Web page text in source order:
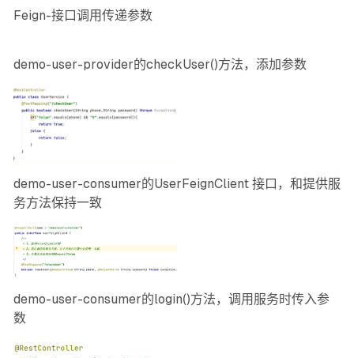
Feign-接口调用传递参数
demo-user-provider的checkUser()方法，添加参数
demo-user-consumer的UserFeignClient 接口，和提供服
务方法保持一致
demo-user-consumer的login()方法，调用服务时传入参
数